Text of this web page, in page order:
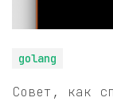
golang
Совет, как